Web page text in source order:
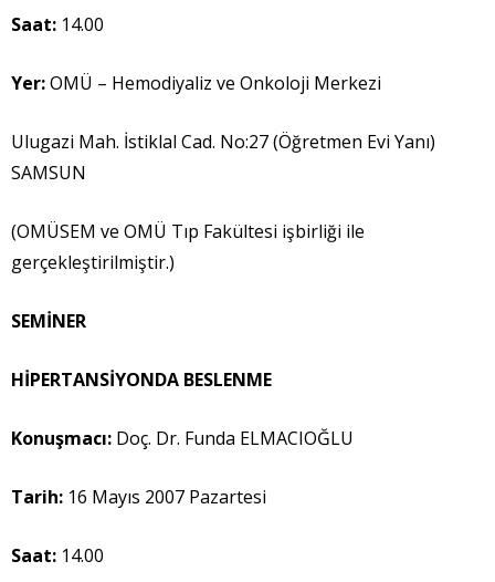
Saat: 14.00
Yer:OMÜ – Hemodiyaliz ve Onkoloji Merkezi
Ulugazi Mah. İstiklal Cad. No:27 (Öğretmen Evi Yanı)
SAMSUN
(OMÜSEM ve OMÜ Tıp Fakültesi işbirliği ile
gerçekleştirilmiştir.)
SEMİNER
HİPERTANSİYONDA BESLENME
Konuşmacı: Doç. Dr. Funda ELMACIOĞLU
Tarih: 16 Mayıs 2007 Pazartesi
Saat: 14.00